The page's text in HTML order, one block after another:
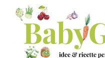
Menu
Passa
contenuto
principale
Passa
laterale
Passa